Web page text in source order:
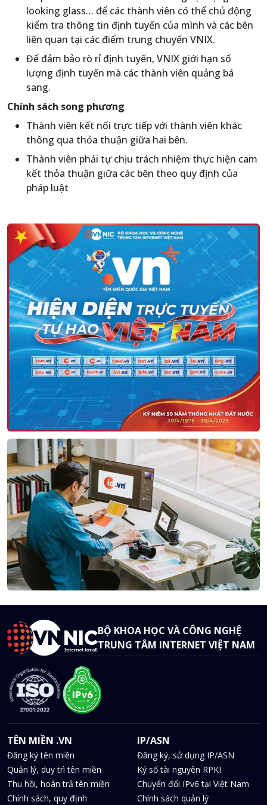
looking glass… để các thành viên có thể chủ động
kiểm tra thông tin định tuyến của mình và các bên
liên quan tại các điểm trung chuyển VNIX.
Để đảm bảo rò rỉ định tuyến, VNIX giới hạn số
lượng định tuyến mà các thành viên quảng bá
sang.
Chính sách song phương
Thành viên kết nối trực tiếp với thành viên khác
thông qua thỏa thuận giữa hai bên.
Thành viên phải tự chịu trách nhiệm thực hiện cam
kết thỏa thuận giữa các bên theo quy định của
pháp luật
BỘ KHOA HỌC VÀ CÔNG NGHỆ
TRUNG TÂM INTERNET VIỆT NAM
TÊN MIỀN .VN
Đăng ký tên miền
Quản lý, duy trì tên miền
Thu hồi, hoàn trả tên miền
Chính sách, quy định
IP/ASN
Đăng ký, sử dụng IP/ASN
Ký số tài nguyên RPKI
Chuyển đổi IPv6 tại Việt Nam
Chính sách quản lý